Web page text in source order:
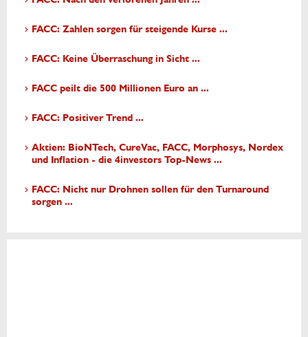
FACC: Zahlen sorgen für steigende Kurse ...
FACC: Keine Überraschung in Sicht ...
FACC peilt die 500 Millionen Euro an ...
FACC: Positiver Trend ...
Aktien: BioNTech, CureVac, FACC, Morphosys, Nordex
und Inflation - die 4investors Top-News ...
FACC: Nicht nur Drohnen sollen für den Turnaround
sorgen ...